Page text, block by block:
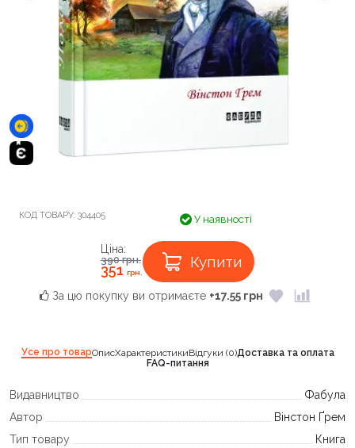
КОД ТОВАРУ: 304405 У наявності
Ціна:
390грн.
351грн.
Купити
За цю покупку ви отримаєте +17.55 грн
Усе про товарОписХарактеристикиВідгуки (0)Доставка та оплата
FAQ-питання
Видавництво
Фабула
Автор
Вінстон Ґрем
Тип товару
Книга